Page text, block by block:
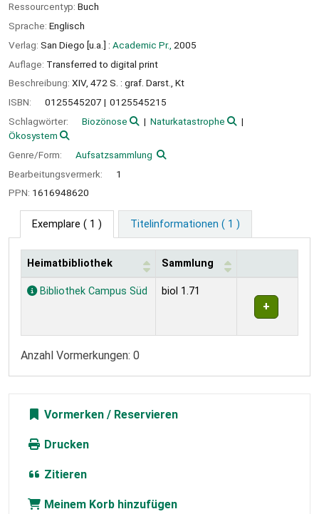
Ressourcentyp: Buch
Sprache: Englisch
Verlag: San Diego [u.a.] : Academic Pr., 2005
Auflage: Transferred to digital print
Beschreibung: XIV, 472 S. : graf. Darst., Kt
ISBN:
0125545207
0125545215
Schlagwörter:
Biozönose
Naturkatastrophe
Ökosystem
Genre/Form:
Aufsatzsammlung
Bearbeitungsvermerk:
1
PPN: 1616948620
Exemplare ( 1 ) Titelinformationen ( 1 )
Exemplare
Heimatbibliothek Sammlung
Bibliothek Campus Süd biol 1.71
Anzahl Vormerkungen: 0
Vormerken
Drucken
Zitieren
Meinem Korb hinzufügen